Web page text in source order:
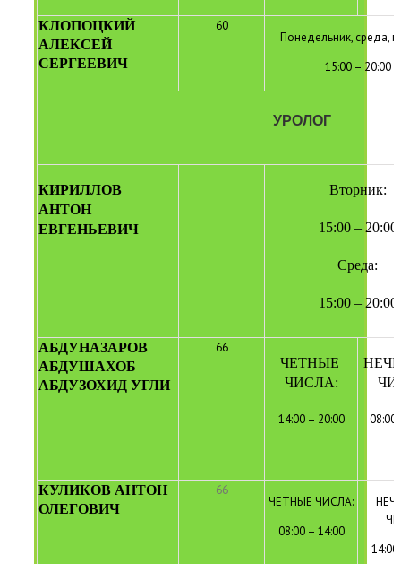
КЛОПОЦКИЙ
АЛЕКСЕЙ
СЕРГЕЕВИЧ
60
Понедельник, среда,
15:00 – 20:00
УРОЛОГ
КИРИЛЛОВ
АНТОН
ЕВГЕНЬЕВИЧ
Вторник:
15:00 – 20:00
Среда:
15:00 – 20:00
АБДУНАЗАРОВ
АБДУШАХОБ
АБДУЗОХИД УГЛИ
66
ЧЕТНЫЕ
ЧИСЛА:
14:00 – 20:00 08:00
КУЛИКОВ АНТОН
ОЛЕГОВИЧ
66
ЧЕТНЫЕ ЧИСЛА:
08:00 – 14:00